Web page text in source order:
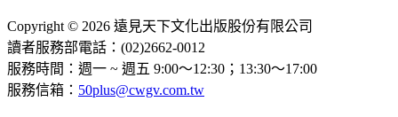
Copyright © 2026 遠見天下文化出版股份有限公司
讀者服務部電話：(02)2662-0012
服務時間：週一 ~ 週五 9:00～12:30；13:30～17:00
服務信箱： 50plus@cwgv.com.tw